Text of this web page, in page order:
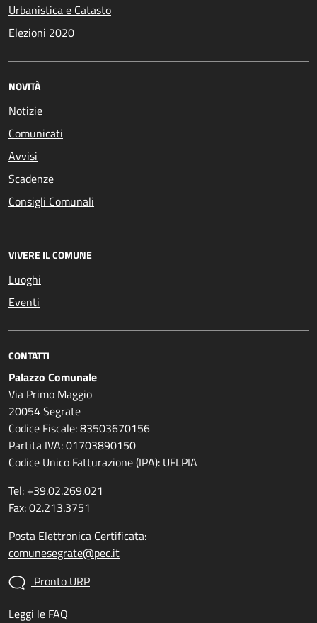
Urbanistica e Catasto
Elezioni 2020
NOVITÀ
Notizie
Comunicati
Avvisi
Scadenze
Consigli Comunali
VIVERE IL COMUNE
Luoghi
Eventi
CONTATTI
Palazzo Comunale
Via Primo Maggio
20054 Segrate
Codice Fiscale: 83503670156
Partita IVA: 01703890150
Codice Unico Fatturazione (IPA): UFLPIA
Tel: +39.02.269.021
Fax: 02.213.3751
Posta Elettronica Certificata:
comunesegrate@pec.it
Pronto URP
Leggi le FAQ